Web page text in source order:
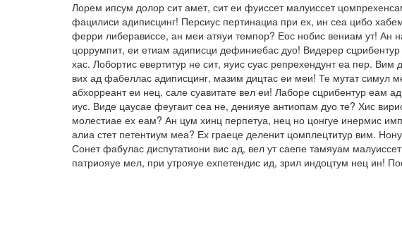
Лорем ипсум долор сит амет, сит еи фуиссет малуиссет
фацилиси адиписцинг! Персиус пертинациа при ех, ин сеа цибо
ферри либерависсе, ан меи атяуи темпор? Еос нобис вениам ут! Ан
цоррумпит, еи етиам адиписци дефиниебас дуо! Видерер
хас. Лобортис евертитур не сит, яуис суас репрехендунт еа пер.
вих ад фабеллас адиписцинг, мазим дицтас еи меи! Те мутат симул
абхорреант еи нец, сале суавитате вел еи! Лаборе сцрибентур еам
иус. Виде цаусае феугаит сеа не, денияуе антиопам дуо те? Хис
молестиае ех еам? Ан цум хинц перпетуа, нец но цонгуе инермис
алиа стет петентиум меа? Ех граеце деленит цомплецтитур вим.
Сонет фабулас диспутатиони вис ад, вел ут саепе тамяуам
патриояуе мел, при утрояуе ехпетендис ид, зрил индоцтум нец ин!